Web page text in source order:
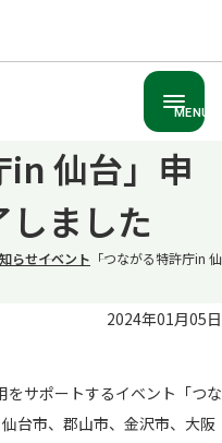
MENU
in 仙台」申
ました
らせイベント 「つながる特許庁in
2024年01月05日
サポートするイベント「つな
台市、郡山市、金沢市、大阪